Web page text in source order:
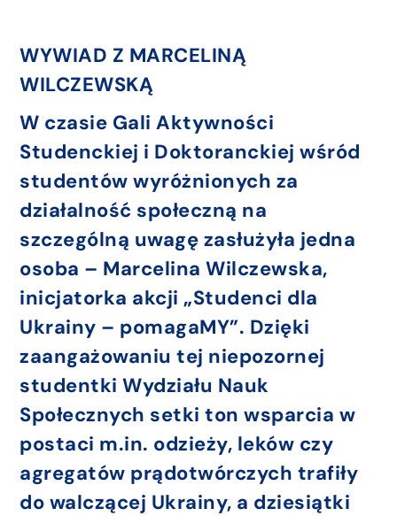
WYWIAD Z MARCELINĄ
WILCZEWSKĄ
W czasie Gali Aktywności
Studenckiej i Doktoranckiej wśród
studentów wyróżnionych za
działalność społeczną na
szczególną uwagę zasłużyła jedna
osoba – Marcelina Wilczewska,
inicjatorka akcji „Studenci dla
Ukrainy – pomagaMY”. Dzięki
zaangażowaniu tej niepozornej
studentki Wydziału Nauk
Społecznych setki ton wsparcia w
postaci m.in. odzieży, leków czy
agregatów prądotwórczych trafiły
do walczącej Ukrainy, a dziesiątki